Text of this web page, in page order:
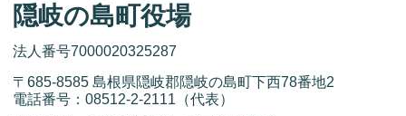
隠岐の島町役場
法人番号7000020325287
〒685-8585 島根県隠岐郡隠岐の島町下西78番地2
電話番号：08512-2-2111 （代表）